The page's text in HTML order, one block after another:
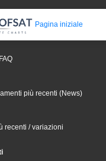
Pagina iniziale
più recenti (News)
recenti / variazioni